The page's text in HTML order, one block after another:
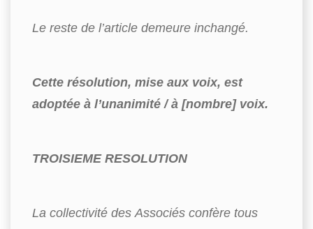
Le reste de l’article demeure inchangé.
Cette résolution, mise aux voix, est
adoptée à l’unanimité / à [nombre] voix.
TROISIEME RESOLUTION
La collectivité des Associés confère tous